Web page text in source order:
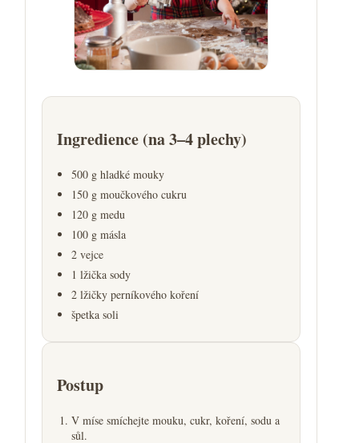
Ingredience (na 3–4 plechy)
500 g hladké mouky
150 g moučkového cukru
120 g medu
100 g másla
2 vejce
1 lžička sody
2 lžičky perníkového koření
špetka soli
Postup
V míse smíchejte mouku, cukr, koření, sodu a
sůl.